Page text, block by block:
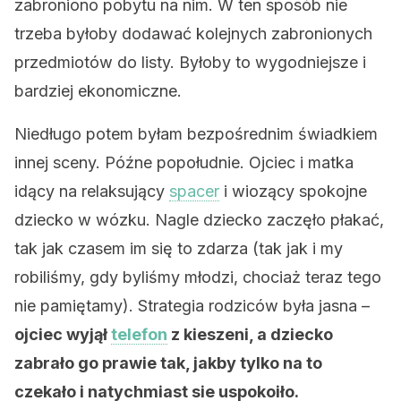
zabroniono pobytu na nim. W ten sposób nie
trzeba byłoby dodawać kolejnych zabronionych
przedmiotów do listy. Byłoby to wygodniejsze i
bardziej ekonomiczne.
Niedługo potem byłam bezpośrednim świadkiem
innej sceny. Późne popołudnie. Ojciec i matka
idący na relaksujący spacer i wiozący spokojne
dziecko w wózku. Nagle dziecko zaczęło płakać,
tak jak czasem im się to zdarza (tak jak i my
robiliśmy, gdy byliśmy młodzi, chociaż teraz tego
nie pamiętamy). Strategia rodziców była jasna –
ojciec wyjąłtelefon z kieszeni, a dziecko
zabrało go prawie tak, jakby tylko na to
czekało i natychmiast sie uspokoiło.